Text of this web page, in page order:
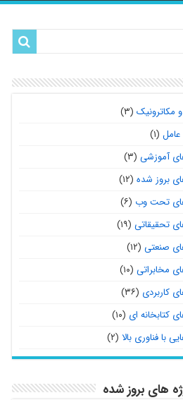
مکاترونیک (۳)
(۱)
آموزشی (۳)
بروز شده (۱۲)
تحت وب (۶)
تحقیقاتی (۱۹)
صنعتی (۱۲)
مخابراتی (۱۰)
کاربردی (۳۶)
کتابخانه ای (۱۰)
با فناوری بالا (۲)
های بروز شده